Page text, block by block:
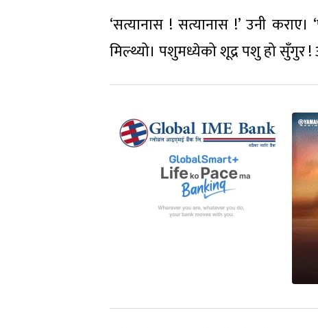
‘सत्यानास ! सत्यानास !’ उनी
मिल्थ्यो। पशुमध्येको शूद्र पशु हो सुँगुर !